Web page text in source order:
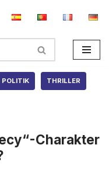
POLITIK THRILLER
Charakter